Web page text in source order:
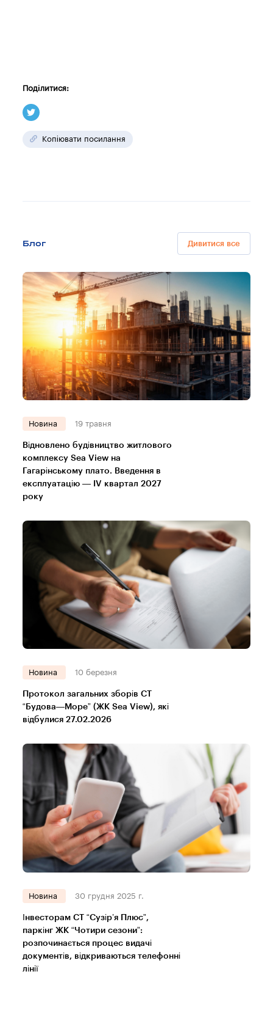
Поділитися:
Копіювати посилання
Блог Дивитися все
Новина 19 травня
Відновлено будівництво житлового
комплексу Sea View на
Гагарінському плато. Введення в
експлуатацію — IV квартал 2027
року
Новина 10 березня
Протокол загальних зборів СТ
“Будова—Море” (ЖК Sea View), які
відбулися 27.02.2026
Новина 30 грудня 2025 г.
Інвесторам СТ “Сузір’я Плюс”,
паркінг ЖК “Чотири сезони”:
розпочинається процес видачі
документів, відкриваються телефонні
лінії